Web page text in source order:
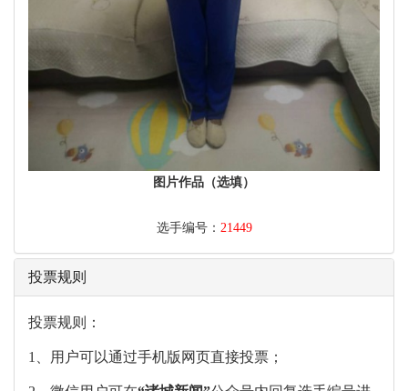
图片作品（选填）
选手编号： 21449
投票规则
投票规则：
1、用户可以通过手机版网页直接投票；